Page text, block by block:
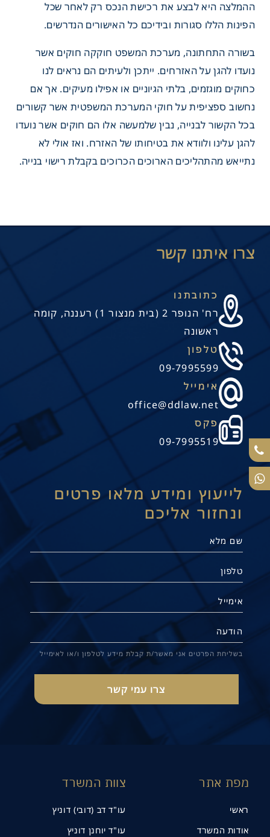
ההמלצה היא לבצע את רכישת הנכס רק לאחר שכל
הפינות הללו סגורות ובידיכם כל האישורים הנדרשים.
בשורה התחתונה, מערכת המשפט חוקקה חוקים אשר
נועדו להגן על האזרחים. ייתכן ולעיתים הם נראים לנו
כחוקים מוגזמים, בלתי הגיוניים או אפילו מעיקים. אך אם
נחשוב ספציפית על חוקי המערכת המשפטית אשר קשורים
בכל הקשור לבנייה, נבין שלמעשה אלו הם חוקים אשר נועדו
להגן עלינו ולוודא את בטיחותו של האזרח. ואז אולי לא
נתייאש מהתהליכים הארוכים הכרוכים בקבלת רישוי בנייה.
קשר
כתובתנו
רח' הנופר 2 (בית מנצור 1) רעננה, קומה
ראשונה
טלפון
09-7995599
אימייל
office@ddlaw.net
פקס
09-7995519
לייעוץ ומידע מלאו פרטים
ונחזור אליכם
בשליחת הפרטים אני מאשר/ת קבלת מידע לטלפון ו/או לאימייל
מפת אתר
ראשי
אודות המשרד
צוות המשרד
עו"ד דב (דובי) דוניץ
עו"ד יוחנן דוניץ